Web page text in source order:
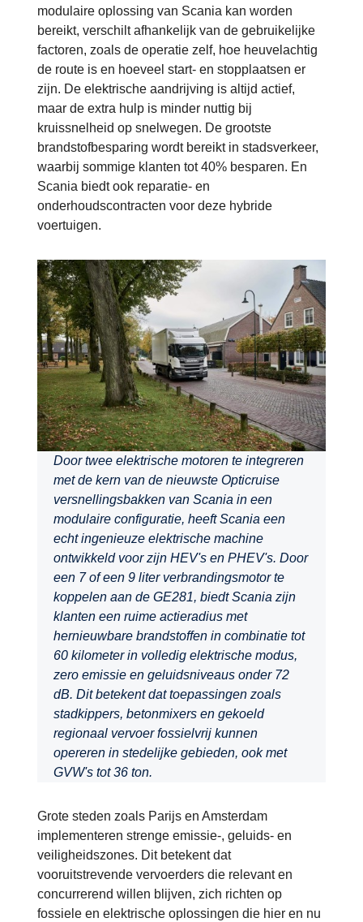
modulaire oplossing van Scania kan worden
bereikt, verschilt afhankelijk van de gebruikelijke
factoren, zoals de operatie zelf, hoe heuvelachtig
de route is en hoeveel start- en stopplaatsen er
zijn. De elektrische aandrijving is altijd actief,
maar de extra hulp is minder nuttig bij
kruissnelheid op snelwegen. De grootste
brandstofbesparing wordt bereikt in stadsverkeer,
waarbij sommige klanten tot 40% besparen. En
Scania biedt ook reparatie- en
onderhoudscontracten voor deze hybride
voertuigen.
Door twee elektrische motoren te integreren
met de kern van de nieuwste Opticruise
versnellingsbakken van Scania in een
modulaire configuratie, heeft Scania een
echt ingenieuze elektrische machine
ontwikkeld voor zijn HEV's en PHEV's. Door
een 7 of een 9 liter verbrandingsmotor te
koppelen aan de GE281, biedt Scania zijn
klanten een ruime actieradius met
hernieuwbare brandstoffen in combinatie tot
60 kilometer in volledig elektrische modus,
zero emissie en geluidsniveaus onder 72
dB. Dit betekent dat toepassingen zoals
stadkippers, betonmixers en gekoeld
regionaal vervoer fossielvrij kunnen
opereren in stedelijke gebieden, ook met
GVW's tot 36 ton.
Grote steden zoals Parijs en Amsterdam
implementeren strenge emissie-, geluids- en
veiligheidszones. Dit betekent dat
vooruitstrevende vervoerders die relevant en
concurrerend willen blijven, zich richten op
fossiele en elektrische oplossingen die hier en nu